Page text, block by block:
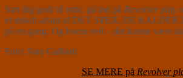
Sæt dig godt til rette, gå ind på Revolver play
et enkelt afsnit af DET SPEJL DE KALDER
på en gang. Og hvem ved – det kunne være
Foto: Sara Galbiati
SE MERE på Revolver